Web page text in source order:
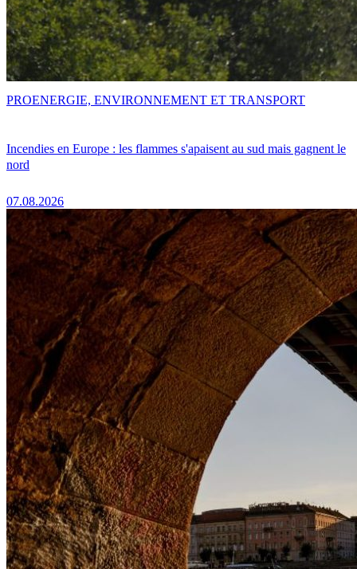
Incendies en Europe : les flammes s'apaisent au sud mais gagnent le
nord
07.08.2026
PROENERGIE, ENVIRONNEMENT ET TRANSPORT